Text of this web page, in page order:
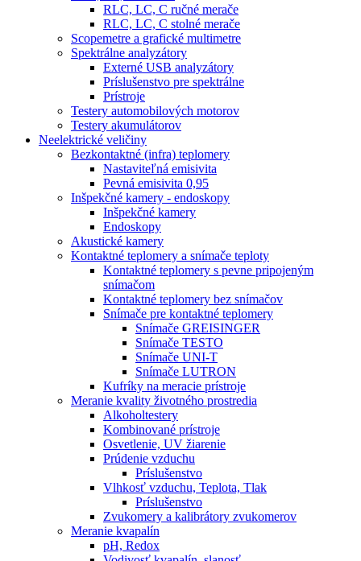
RLC, LC, C ručné merače
RLC, LC, C stolné merače
Scopemetre a grafické multimetre
Spektrálne analyzátory
Externé USB analyzátory
Príslušenstvo pre spektrálne
Prístroje
Testery automobilových motorov
Testery akumulátorov
Neelektrické veličiny
Bezkontaktné (infra) teplomery
Nastaviteľná emisivita
Pevná emisivita 0,95
Inšpekčné kamery - endoskopy
Inšpekčné kamery
Endoskopy
Akustické kamery
Kontaktné teplomery a snímače teploty
Kontaktné teplomery s pevne pripojeným
snímačom
Kontaktné teplomery bez snímačov
Snímače pre kontaktné teplomery
Snímače GREISINGER
Snímače TESTO
Snímače UNI-T
Snímače LUTRON
Kufríky na meracie prístroje
Meranie kvality životného prostredia
Alkoholtestery
Kombinované prístroje
Osvetlenie, UV žiarenie
Prúdenie vzduchu
Príslušenstvo
Vlhkosť vzduchu, Teplota, Tlak
Príslušenstvo
Zvukomery a kalibrátory zvukomerov
Meranie kvapalín
pH, Redox